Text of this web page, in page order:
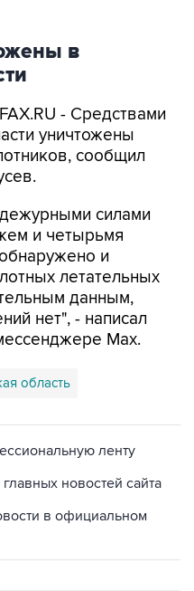
в
- Средствами
уничтожены
сообщил
силами
и четырьмя
и
летательных
данным,
нет", - написал
Max.
область
ленту
новостей сайта
в официальном